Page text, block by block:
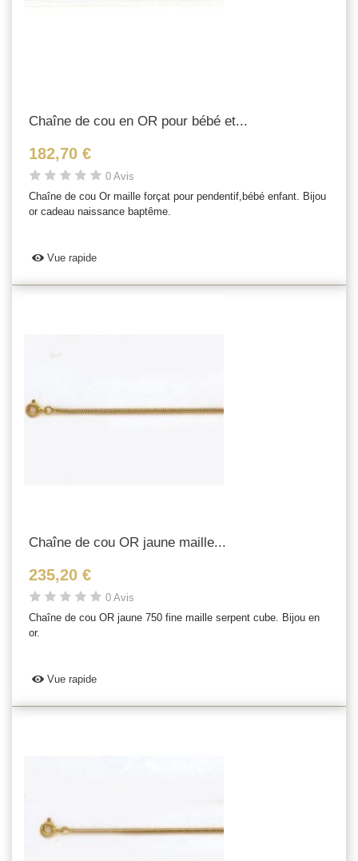
Chaîne de cou en OR pour bébé et...
182,70 €
0 Avis
Chaîne de cou Or maille forçat pour pendentif,bébé enfant. Bijou
or cadeau naissance baptême.
Vue rapide
Chaîne de cou OR jaune maille...
235,20 €
0 Avis
Chaîne de cou OR jaune 750 fine maille serpent cube. Bijou en
or.
Vue rapide